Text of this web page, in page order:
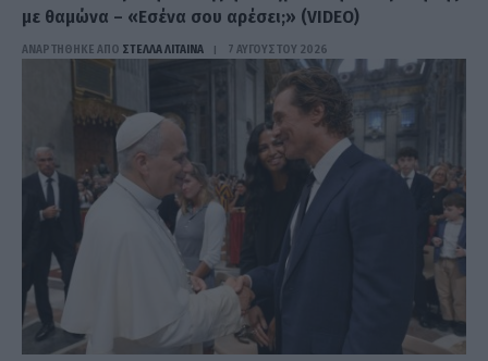
με θαμώνα – «Εσένα σου αρέσει;» (VIDEO)
ΑΝΑΡΤΗΘΗΚΕ ΑΠΟ ΣΤΈΛΛΑ ΛΊΤΑΙΝΑ 7 ΑΥΓΟΎΣΤΟΥ 2026